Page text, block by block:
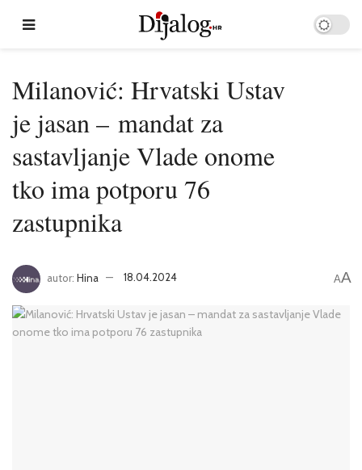
Milanović: Hrvatski Ustav
je jasan – mandat za
sastavljanje Vlade onome
tko ima potporu 76
zastupnika
autor: Hina 18.04.2024 AA